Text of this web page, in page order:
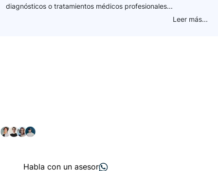
diagnósticos o tratamientos médicos profesionales...
Leer más...
Habla con un asesor